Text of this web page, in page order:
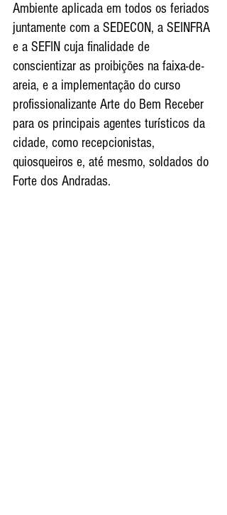
Ambiente aplicada em todos os feriados
juntamente com a SEDECON, a SEINFRA
e a SEFIN cuja finalidade de
conscientizar as proibições na faixa-de-
areia, e a implementação do curso
profissionalizante Arte do Bem Receber
para os principais agentes turísticos da
cidade, como recepcionistas,
quiosqueiros e, até mesmo, soldados do
Forte dos Andradas.